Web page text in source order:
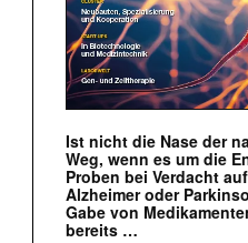
Ist nicht die Nase der
Weg, wenn es um die
Proben bei Verdacht
Alzheimer oder
Gabe von
bereits …